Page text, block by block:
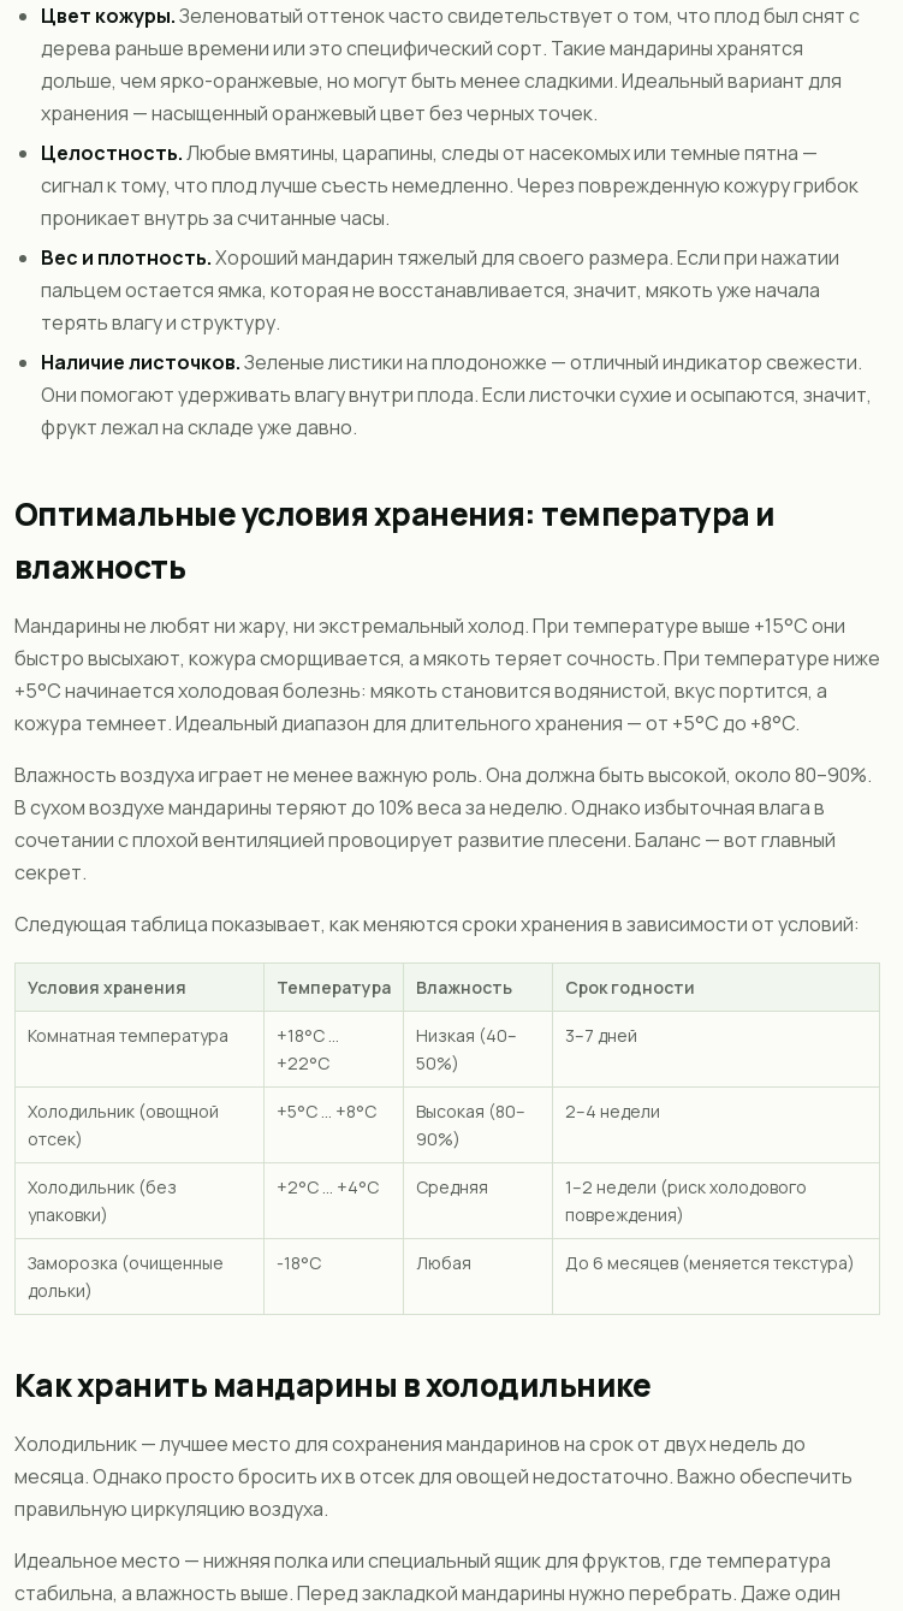
Цвет кожуры.Зеленоватый оттенок часто свидетельствует о том, что плод был снят с
дерева раньше времени или это специфический сорт. Такие мандарины хранятся
дольше, чем ярко-оранжевые, но могут быть менее сладкими. Идеальный вариант для
хранения — насыщенный оранжевый цвет без черных точек.
Целостность.Любые вмятины, царапины, следы от насекомых или темные пятна —
сигнал к тому, что плод лучше съесть немедленно. Через поврежденную кожуру грибок
проникает внутрь за считанные часы.
Вес и плотность.Хороший мандарин тяжелый для своего размера. Если при нажатии
пальцем остается ямка, которая не восстанавливается, значит, мякоть уже начала
терять влагу и структуру.
Наличие листочков.Зеленые листики на плодоножке — отличный индикатор свежести.
Они помогают удерживать влагу внутри плода. Если листочки сухие и осыпаются, значит,
фрукт лежал на складе уже давно.
Оптимальные условия хранения: температура и
влажность
Мандарины не любят ни жару, ни экстремальный холод. При температуре выше +15°C они
быстро высыхают, кожура сморщивается, а мякоть теряет сочность. При температуре ниже
+5°C начинается холодовая болезнь: мякоть становится водянистой, вкус портится, а
кожура темнеет. Идеальный диапазон для длительного хранения — от +5°C до +8°C.
Влажность воздуха играет не менее важную роль. Она должна быть высокой, около 80–90%.
В сухом воздухе мандарины теряют до 10% веса за неделю. Однако избыточная влага в
сочетании с плохой вентиляцией провоцирует развитие плесени. Баланс — вот главный
секрет.
Следующая таблица показывает, как меняются сроки хранения в зависимости от условий:
Условия хранения Температура Влажность Срок годности
Комнатная температура
+18°C ...
+22°C
Низкая (40–
50%)
3–7 дней
Холодильник (овощной
отсек)
+5°C ... +8°C
Высокая (80–
90%)
2–4 недели
Холодильник (без
упаковки)
+2°C ... +4°C Средняя
1–2 недели (риск холодового
повреждения)
Заморозка (очищенные
дольки)
-18°C Любая До 6 месяцев (меняется текстура)
Как хранить мандарины в холодильнике
Холодильник — лучшее место для сохранения мандаринов на срок от двух недель до
месяца. Однако просто бросить их в отсек для овощей недостаточно. Важно обеспечить
правильную циркуляцию воздуха.
Идеальное место — нижняя полка или специальный ящик для фруктов, где температура
стабильна, а влажность выше. Перед закладкой мандарины нужно перебрать. Даже один